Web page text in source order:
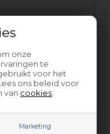
onze
te
voor het
ons beleid voor
van cookies
Marketing